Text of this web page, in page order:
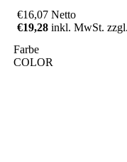
€16,07Netto
€19,28inkl. MwSt.
Farbe
COLOR